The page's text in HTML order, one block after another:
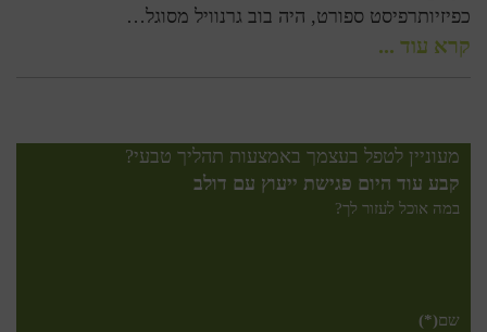
כפיזיותרפיסט ספורט, היה בוב גרנוויל מסוגל…
קרא עוד ...
מעוניין לטפל בעצמך באמצעות תהליך טבעי?
קבע עוד היום פגישת ייעוץ עם דולב
במה אוכל לעזור לך?
שם(*)